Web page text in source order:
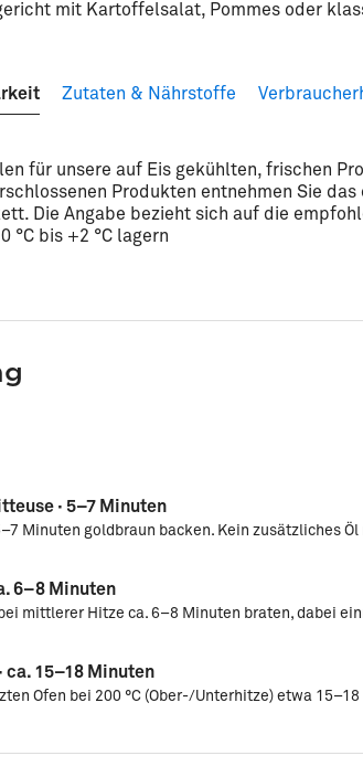
mit Kartoffelsalat, Pommes oder
Zutaten & Nährstoffe
für unsere auf Eis gekühlten, frischen
Produkten entnehmen Sie
Die Angabe bezieht sich auf die
°C bis +2 °C lagern
· 5–7 Minuten
Minuten goldbraun backen. Kein zusätzliches Öl
6–8 Minuten
bei mittlerer Hitze ca. 6–8 Minuten braten, dabei
ca. 15–18 Minuten
Ofen bei 200 °C (Ober-/Unterhitze) etwa